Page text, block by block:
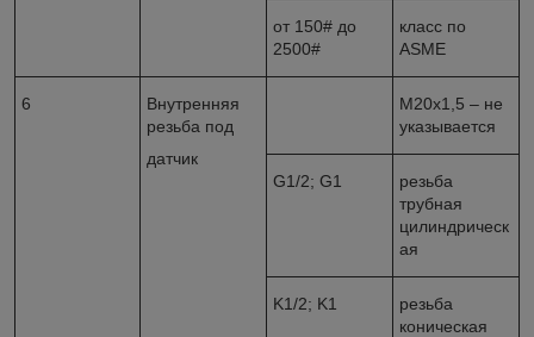
от 150# до
2500#
класс по
ASME
6
Внутренняя
резьба под
датчик
М20х1,5 – не
указывается
G1/2; G1
резьба
трубная
цилиндрическ
ая
K1/2; K1
резьба
коническая